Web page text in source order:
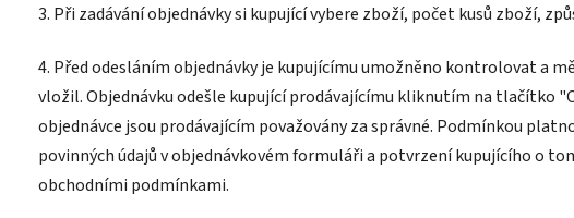
3. Při zadávání objednávky si kupující vybere zboží, počet kusů zboží,
4. Před odesláním objednávky je kupujícímu umožněno kontrolovat a
vložil. Objednávku odešle kupující prodávajícímu kliknutím na tlačítko
objednávce jsou prodávajícím považovány za správné. Podmínkou
povinných údajů v objednávkovém formuláři a potvrzení kupujícího o
obchodními podmínkami.